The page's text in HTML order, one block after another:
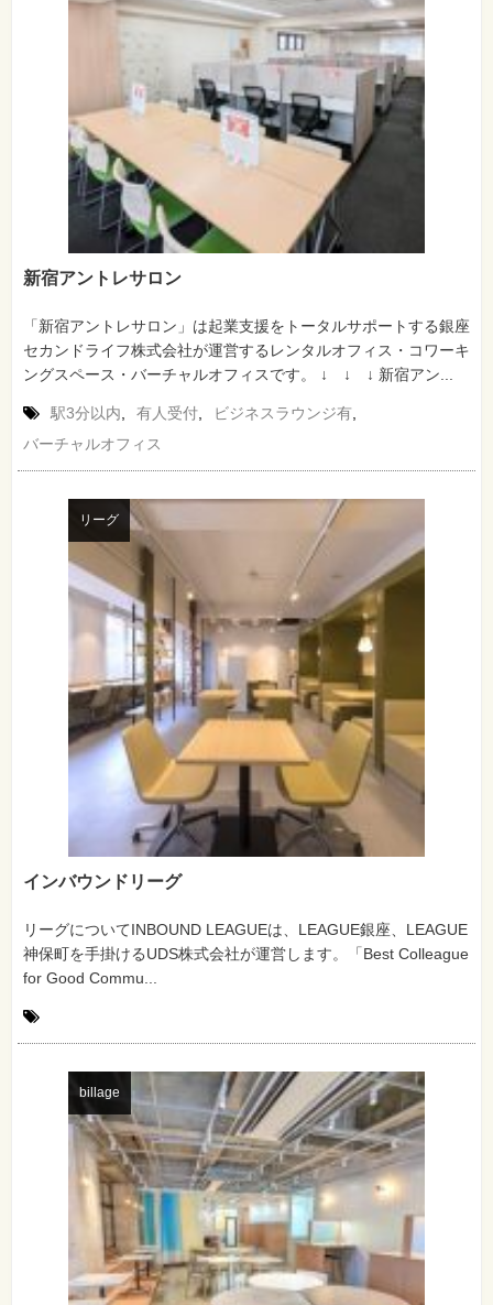
新宿アントレサロン
「新宿アントレサロン」は起業支援をトータルサポートする銀座
セカンドライフ株式会社が運営するレンタルオフィス・コワーキ
ングスペース・バーチャルオフィスです。 ↓ ↓ ↓ 新宿アン...
駅3分以内 有人受付 ビジネスラウンジ有
バーチャルオフィス
リーグ
インバウンドリーグ
リーグについてINBOUND LEAGUEは、LEAGUE銀座、LEAGUE
神保町を手掛けるUDS株式会社が運営します。「Best Colleague
for Good Commu...
billage